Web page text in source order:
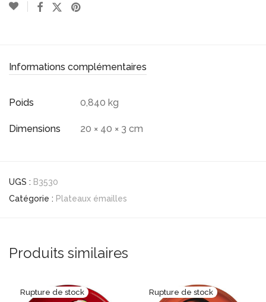
Informations complémentaires
Poids 0,840 kg
Dimensions 20 × 40 × 3 cm
UGS : B3530
Catégorie : Plateaux émailles
Produits similaires